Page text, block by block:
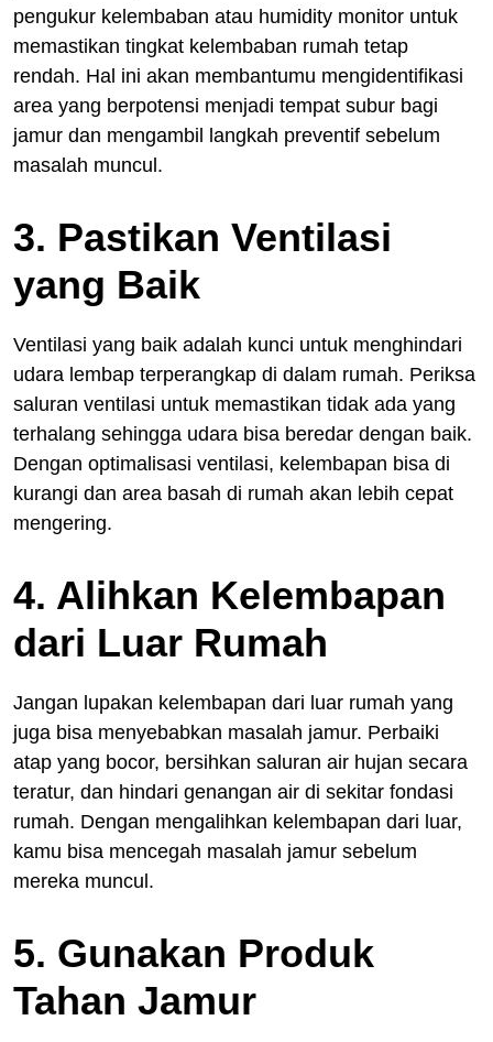
pengukur kelembaban atau humidity monitor untuk
memastikan tingkat kelembaban rumah tetap
rendah. Hal ini akan membantumu mengidentifikasi
area yang berpotensi menjadi tempat subur bagi
jamur dan mengambil langkah preventif sebelum
masalah muncul.
3. Pastikan Ventilasi
yang Baik
Ventilasi yang baik adalah kunci untuk menghindari
udara lembap terperangkap di dalam rumah. Periksa
saluran ventilasi untuk memastikan tidak ada yang
terhalang sehingga udara bisa beredar dengan baik.
Dengan optimalisasi ventilasi, kelembapan bisa di
kurangi dan area basah di rumah akan lebih cepat
mengering.
4. Alihkan Kelembapan
dari Luar Rumah
Jangan lupakan kelembapan dari luar rumah yang
juga bisa menyebabkan masalah jamur. Perbaiki
atap yang bocor, bersihkan saluran air hujan secara
teratur, dan hindari genangan air di sekitar fondasi
rumah. Dengan mengalihkan kelembapan dari luar,
kamu bisa mencegah masalah jamur sebelum
mereka muncul.
5. Gunakan Produk
Tahan Jamur